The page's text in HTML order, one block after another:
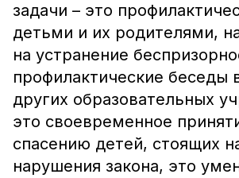
задачи – это
детьми и их родителями,
на устранение
профилактические беседы
других образовательных
это своевременное
спасению детей, стоящих
нарушения закона, это